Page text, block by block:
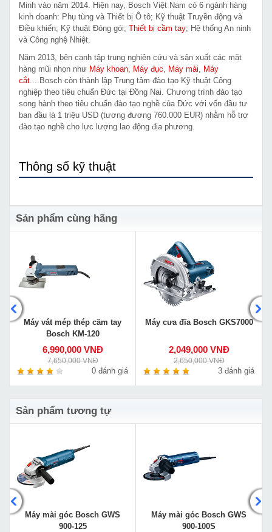
Minh vào năm 2014. Hiện nay, Bosch Việt Nam có 6 ngành hàng
kinh doanh: Phụ tùng và Thiết bị Ô tô; Kỹ thuật Truyền động và
Điều khiển; Kỹ thuật Đóng gói; Thiết bị cầm tay; Hệ thống An ninh
và Công nghệ Nhiệt.
Năm 2013, bên cạnh tập trung nghiên cứu và sản xuất các mặt
hàng mũi nhọn như Máy khoan, Máy đục, Máy mài, Máy
cắt....Bosch còn thành lập Trung tâm đào tạo Kỹ thuật Công
nghiệp theo tiêu chuẩn Đức tại Đồng Nai. Chương trình đào tạo
song hành theo tiêu chuẩn đào tạo nghề của Đức với vốn đầu tư
ban đầu là 1 triệu USD (tương đương 760.000 EUR) nhằm hỗ trợ
đào tạo nghề cho lực lượng lao động địa phương.
Thông số kỹ thuật
Sản phẩm cùng hãng
Máy vát mép thép cầm tay
Bosch KM-120
6,990,000 VNĐ
7,650,000 VNĐ
0 đánh giá
Máy cưa đĩa Bosch GKS7000
2,049,000 VNĐ
2,650,000 VNĐ
3 đánh giá
Sản phẩm tương tự
Máy mài góc Bosch GWS
900-125
Máy mài góc Bosch GWS
900-100S